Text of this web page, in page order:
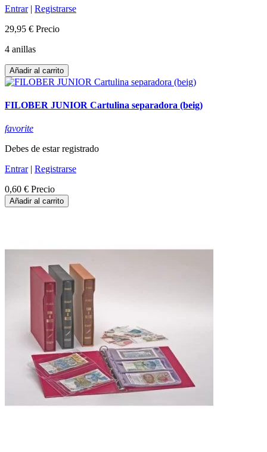
Entrar| Registrarse
29,95 € Precio
4 anillas
Añadir al carrito
FILOBER JUNIOR Cartulina separadora (beig)
favorite
Debes de estar registrado
Entrar| Registrarse
0,60 € Precio
Añadir al carrito